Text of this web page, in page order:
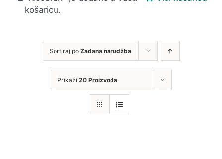
košaricu.
Sortiraj po Zadana narudžba
Prikaži 20 Proizvoda